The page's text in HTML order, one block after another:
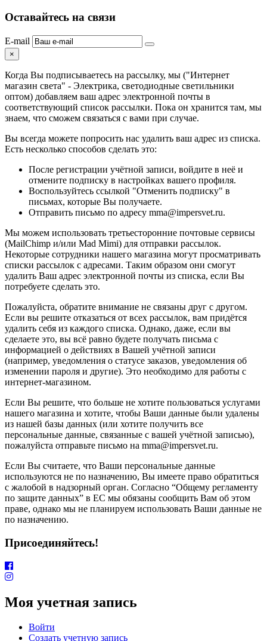
Оставайтесь на связи
E-mail
×
Когда Вы подписываетесь на рассылку, мы ("Интернет
магазин света" - Электрика, светодиодные светильники
оптом) добавляем ваш адрес электронной почты в
соответствующий список рассылки. Пока он хранится там, мы
знаем, что сможем связаться с вами при случае.
Вы всегда можете попросить нас удалить ваш адрес из списка.
Есть несколько способов сделать это:
После регистрации учётной записи, войдите в неё и
отмените подписку в настройках вашего профиля.
Воспользуйтесь ссылкой "Отменить подписку" в
письмах, которые Вы получаете.
Отправить письмо по адресу mma@impersvet.ru.
Мы можем использовать третьесторонние почтовые сервисы
(MailChimp и/или Mad Mimi) для отправки рассылок.
Некоторые сотрудники нашего магазина могут просматривать
списки рассылок с адресами. Таким образом они смогут
удалить Ваш адрес электронной почты из списка, если Вы
потребуете сделать это.
Пожалуйста, обратите внимание не связаны друг с другом.
Если вы решите отказаться от всех рассылок, вам придётся
удалить себя из каждого списка. Однако, даже, если вы
сделаете это, вы всё равно будете получать письма с
информацией о действиях в Вашей учётной записи
(например, уведомления о статусе заказов, уведомления об
изменении пароля и другие). Это необходимо для работы с
интернет-магазином.
Если Вы решите, что больше не хотите пользоваться услугами
нашего магазина и хотите, чтобы Ваши данные были удалены
из нашей базы данных (или хотите получить все
персональные данные, связанные с вашей учётной записью),
пожалуйста отправьте письмо на mma@impersvet.ru.
Если Вы считаете, что Ваши персональные данные
используются не по назначению, Вы имеете право обратиться
с жалобой в надзорный орган. Согласно “Общему регламенту
по защите данных” в ЕС мы обязаны сообщить Вам об этом
праве, однако мы не планируем использовать Ваши данные не
по назначению.
Присоединяйтесь!
Моя учетная запись
Войти
Создать учетную запись